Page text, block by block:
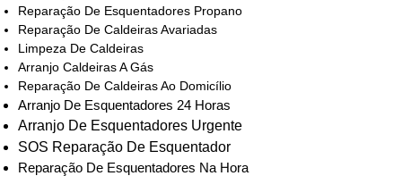
Reparação De Esquentadores Propano
Reparação De Caldeiras Avariadas
Limpeza De Caldeiras
Arranjo Caldeiras A Gás
Reparação De Caldeiras Ao Domicílio
Arranjo De Esquentadores 24 Horas
Arranjo De Esquentadores Urgente
SOS Reparação De Esquentador
Reparação De Esquentadores Na Hora